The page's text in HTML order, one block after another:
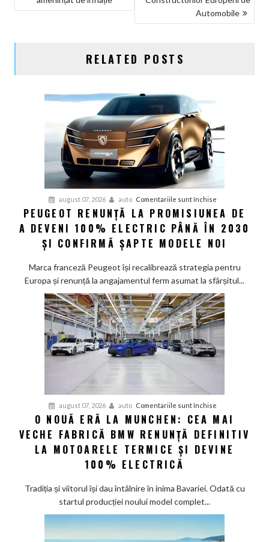
Automobile
RELATED POSTS
august 07, 2026 auto Comentariile sunt închise
Peugeot
renunță
la
de
a
100%
electric
până
2030
șapte
noi
PEUGEOT RENUNȚĂ LA PROMISIUNEA DE
A DEVENI 100% ELECTRIC PÂNĂ ÎN 2030
ȘI CONFIRMĂ ȘAPTE MODELE NOI
Marca franceză Peugeot își recalibrează strategia pentru
Europa și renunță la angajamentul ferm asumat la sfârșitul...
august 07, 2026 auto Comentariile sunt închise
O
nouă
eră
Cea
BMW
O NOUĂ ERĂ LA MUNCHEN: CEA MAI
VECHE FABRICĂ BMW RENUNȚĂ DEFINITIV
LA MOTOARELE TERMICE ȘI DEVINE
100% ELECTRICĂ
Tradiția și viitorul își dau întâlnire în inima Bavariei. Odată cu
startul producției noului model complet...